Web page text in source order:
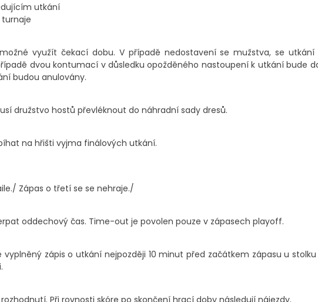
utkání
turnaje
využít čekací dobu. V případě nedostavení se mužstva, se
dvou kontumací v důsledku opožděného nastoupení k utkání bude
budou anulovány.
družstvo hostů převléknout do náhradní sady dresů.
na hřišti vyjma finálových utkání.
Zápas o třetí se se nehraje./
oddechový čas. Time-out je povolen pouze v zápasech playoff.
zápis o utkání nejpozději 10 minut před začátkem zápasu u
Při rovnosti skóre po skončení hrací doby následují nájezdy.